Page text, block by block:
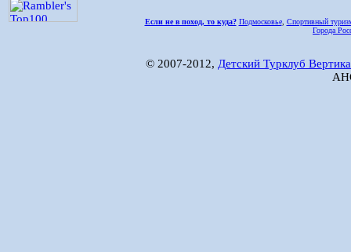
Если не в поход, то куда? Подмосковье, Спортивный
Города
© 2007-2012, Детский Турклуб